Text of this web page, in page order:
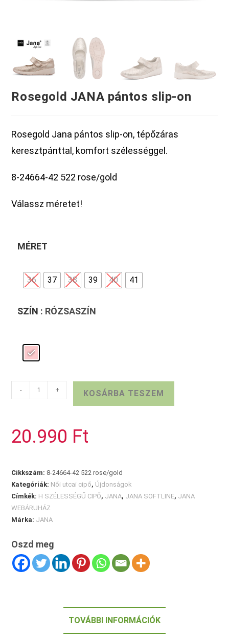
Rosegold JANA pántos slip-on
Rosegold Jana pántos slip-on, tépőzáras
keresztpánttal, komfort szélességgel.
8-24664-42 522 rose/gold
Válassz méretet!
MÉRET
36 37 38 39 40 41
SZÍN : RÓZSASZÍN
Rosegold
JANA
on
- + KOSÁRBA TESZEM
20.990 Ft
Cikkszám: 8-24664-42 522 rose/gold
Kategóriák: Női utcai cipő, Újdonságok
Címkék: H SZÉLESSÉGŰ CIPŐ, JANA, JANA SOFTLINE, JANA
WEBÁRUHÁZ
Márka: JANA
Oszd meg
TOVÁBBI INFORMÁCIÓK